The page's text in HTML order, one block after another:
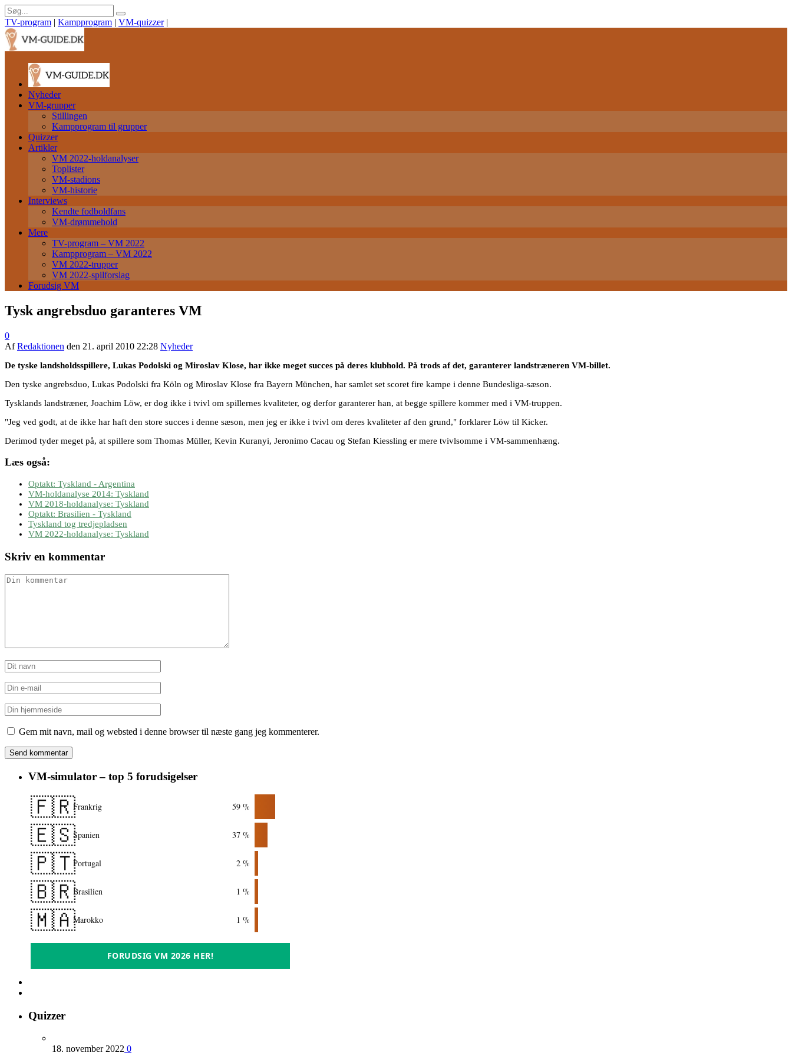
TV-program | Kampprogram | VM-quizzer |
Nyheder
VM-grupper
Stillingen
Kampprogram til grupper
Quizzer
Artikler
VM 2022-holdanalyser
Toplister
VM-stadions
VM-historie
Interviews
Kendte fodboldfans
VM-drømmehold
Mere
TV-program – VM 2022
Kampprogram – VM 2022
VM 2022-trupper
VM 2022-spilforslag
Forudsig VM
Tysk angrebsduo garanteres VM
0
AfRedaktionen den 21. april 2010 22:28 Nyheder
De tyske landsholdsspillere, Lukas Podolski og Miroslav Klose, har ikke meget succes på deres klubhold. På trods af det, garanterer landstræneren VM-billet.
Den tyske angrebsduo, Lukas Podolski fra Köln og Miroslav Klose fra Bayern München, har samlet set scoret fire kampe i denne Bundesliga-sæson.
Tysklands landstræner, Joachim Löw, er dog ikke i tvivl om spillernes kvaliteter, og derfor garanterer han, at begge spillere kommer med i VM-truppen.
"Jeg ved godt, at de ikke har haft den store succes i denne sæson, men jeg er ikke i tvivl om deres kvaliteter af den grund," forklarer Löw til Kicker.
Derimod tyder meget på, at spillere som Thomas Müller, Kevin Kuranyi, Jeronimo Cacau og Stefan Kiessling er mere tvivlsomme i VM-sammenhæng.
Læs også:
Optakt: Tyskland - Argentina
VM-holdanalyse 2014: Tyskland
VM 2018-holdanalyse: Tyskland
Optakt: Brasilien - Tyskland
Tyskland tog tredjepladsen
VM 2022-holdanalyse: Tyskland
Skriv en kommentar
Gem mit navn, mail og websted i denne browser til næste gang jeg kommenterer.
VM-simulator – top 5 forudsigelser
🇫🇷Frankrig 59 %
🇪🇸Spanien 37 %
🇵🇹Portugal 2 %
🇧🇷Brasilien 1 %
🇲🇦Marokko 1 %
FORUDSIG VM 2026 HER!
Quizzer
18. november 2022 0